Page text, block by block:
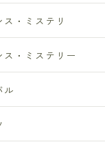
・ミステリ
ス・ミステリー
ル